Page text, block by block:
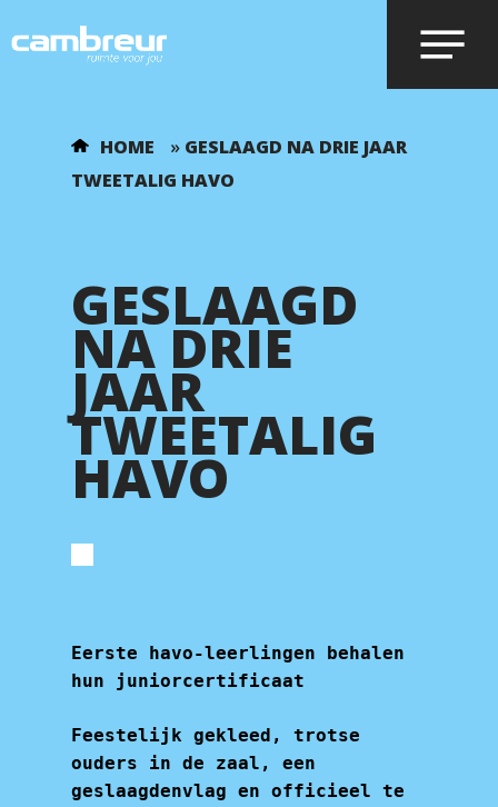
Voer je zoekopdracht in en druk op
HOME » GESLAAGD NA DRIE JAAR
TWEETALIG HAVO
GESLAAGD
NA DRIE
JAAR
TWEETALIG
HAVO
Eerste havo-leerlingen behalen
hun juniorcertificaat
Feestelijk gekleed, trotse
ouders in de zaal, een
geslaagdenvlag en officieel te